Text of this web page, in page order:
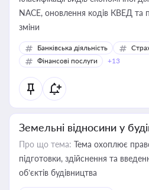
NACE, оновлення кодів КВЕД та
зміни
Банківська діяльність
Фінансові послуги
+13
Земельні відносини у
Про що тема: Тема охоплює
підготовки, здійснення та
об’єктів будівництва